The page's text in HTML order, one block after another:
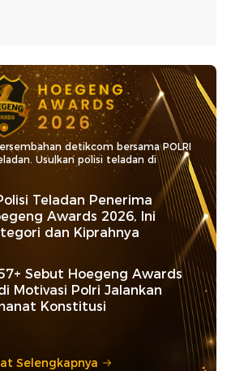
detikcom bersama POLRI
Usulkan polisi teladan di
Teladan Penerima
Awards 2026, Ini
dan Kiprahnya
Sebut Hoegeng Awards
Motivasi Polri Jalankan
Konstitusi
Selengkapnya